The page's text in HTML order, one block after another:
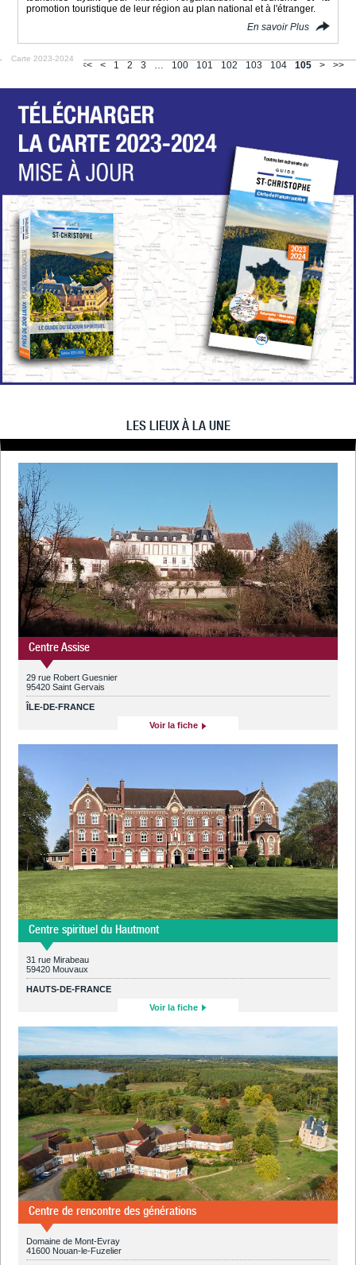
promotion touristique de leur région au plan national et à l'étranger.
En savoir Plus
<< < 1 2 3 100 101 102 103 104 105 > >>
Carte 2023-2024
LES LIEUX À LA UNE
Centre Assise
29 rue Robert Guesnier
95420 Saint Gervais
ÎLE-DE-FRANCE
Voir la fiche
Centre spirituel du Hautmont
31 rue Mirabeau
59420 Mouvaux
HAUTS-DE-FRANCE
Voir la fiche
Centre de rencontre des générations
Domaine de Mont-Evray
41600 Nouan-le-Fuzelier